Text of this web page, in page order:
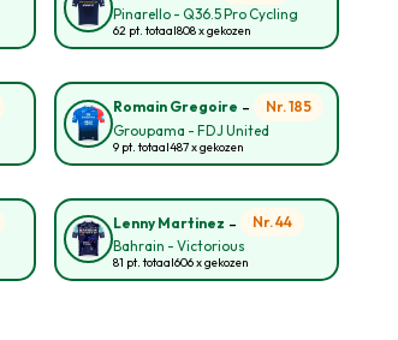
Pinarello - Q36.5 Pro Cycling
62 pt. totaal808 x gekozen
Romain Gregoire -
Nr. 185
Groupama - FDJ United
9 pt. totaal487 x gekozen
Lenny Martinez -
Nr. 44
Bahrain - Victorious
81 pt. totaal606 x gekozen